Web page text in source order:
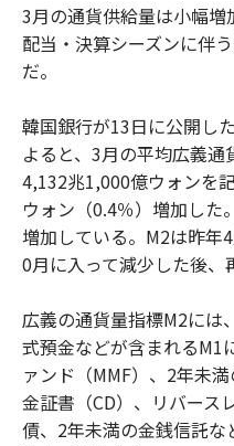
3月の通貨供給量は小幅
配当・決算シーズンに伴
だ。
韓国銀行が13日に公開し
よると、3月の平均広義
4,132兆1,000億ウォンを
ウォン（0.4％）増加した
増加している。M2は昨年
0月に入って減少した後、
広義の通貨量指標M2には
式預金などが含まれるM1
ァンド（MMF）、2年未
金証書（CD）、リバース
債、2年未満の金銭信託